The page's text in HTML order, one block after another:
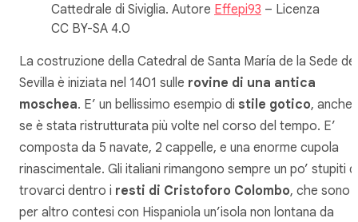
Cattedrale di Siviglia. Autore Effepi93 – Licenza
CC BY-SA 4.0
La costruzione della Catedral de Santa María de la Sede de
Sevilla è iniziata nel 1401 sulle rovine di una antica
moschea. E’ un bellissimo esempio di stile gotico, anche
se è stata ristrutturata più volte nel corso del tempo. E’
composta da 5 navate, 2 cappelle, e una enorme cupola
rinascimentale. Gli italiani rimangono sempre un po’ stupiti di
trovarci dentro i resti di Cristoforo Colombo, che sono
per altro contesi con Hispaniola un’isola non lontana da